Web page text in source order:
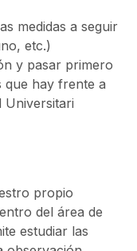
medidas a seguir
etc.)
y pasar primero
que hay frente a
Universitari
propio
del área de
estudiar las